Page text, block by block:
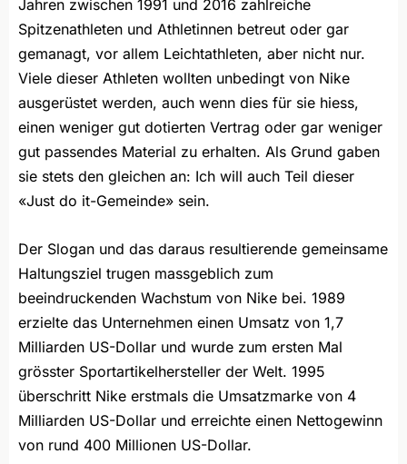
Jahren zwischen 1991 und 2016 zahlreiche
Spitzenathleten und Athletinnen betreut oder gar
gemanagt, vor allem Leichtathleten, aber nicht nur.
Viele dieser Athleten wollten unbedingt von Nike
ausgerüstet werden, auch wenn dies für sie hiess,
einen weniger gut dotierten Vertrag oder gar weniger
gut passendes Material zu erhalten. Als Grund gaben
sie stets den gleichen an: Ich will auch Teil dieser
«Just do it-Gemeinde» sein.
Der Slogan und das daraus resultierende gemeinsame
Haltungsziel trugen massgeblich zum
beeindruckenden Wachstum von Nike bei. 1989
erzielte das Unternehmen einen Umsatz von 1,7
Milliarden US-Dollar und wurde zum ersten Mal
grösster Sportartikelhersteller der Welt. 1995
überschritt Nike erstmals die Umsatzmarke von 4
Milliarden US-Dollar und erreichte einen Nettogewinn
von rund 400 Millionen US-Dollar.